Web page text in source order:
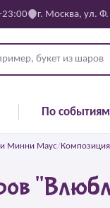
г. Москва, ул. Ф.
По событиям
Минни Маус/